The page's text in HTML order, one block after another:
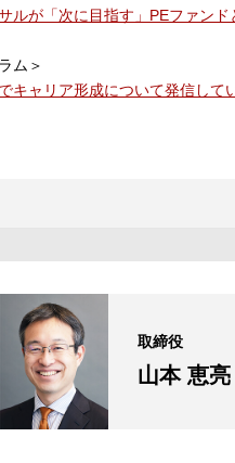
ルが「次に目指す」PEファンド
ム＞
キャリア形成について発信して
取締役
山本 恵亮